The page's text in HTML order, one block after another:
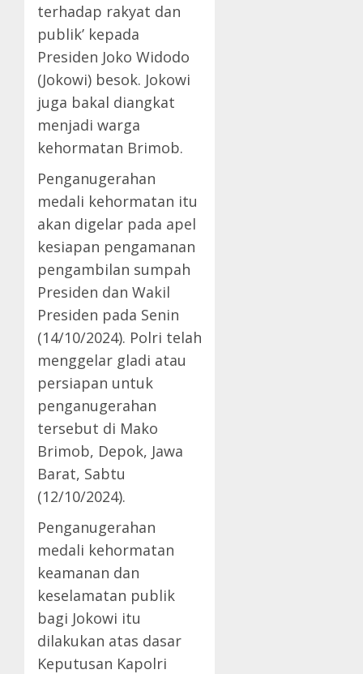
terhadap rakyat dan
publik’ kepada
Presiden Joko Widodo
(Jokowi) besok. Jokowi
juga bakal diangkat
menjadi warga
kehormatan Brimob.
Penganugerahan
medali kehormatan itu
akan digelar pada apel
kesiapan pengamanan
pengambilan sumpah
Presiden dan Wakil
Presiden pada Senin
(14/10/2024). Polri telah
menggelar gladi atau
persiapan untuk
penganugerahan
tersebut di Mako
Brimob, Depok, Jawa
Barat, Sabtu
(12/10/2024).
Penganugerahan
medali kehormatan
keamanan dan
keselamatan publik
bagi Jokowi itu
dilakukan atas dasar
Keputusan Kapolri